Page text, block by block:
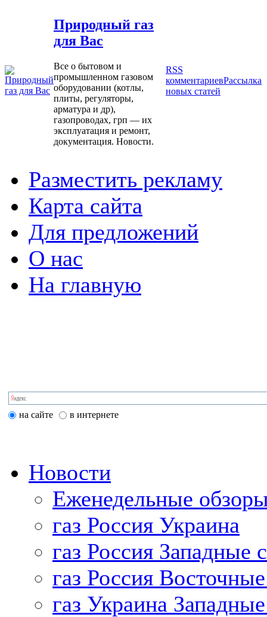
Природный газ
для Вас
Все о бытовом и
промышленном газовом
оборудовании (котлы,
плиты, регуляторы,
арматура и др),
газопроводах, грп — их
эксплуатация и ремонт,
документация. Новости.
RSS
комментариевРассылка
новых статей
Разместить рекламу
Карта сайта
Для предложений
О нас
На главную
на сайте в интернете
Новости
Еженедельные
газ Россия Украина
газ Россия Западные
газ Россия
газ Украина